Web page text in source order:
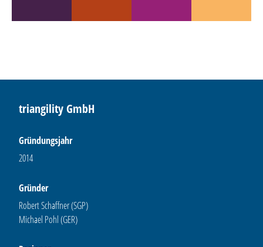
triangility GmbH
Gründungsjahr
2014
Gründer
Robert Schaffner (SGP)
Michael Pohl (GER)